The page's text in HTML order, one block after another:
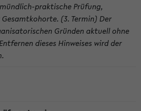
praktische Prüfung,
(3. Termin) Der
Gründen aktuell ohne
dieses Hinweises wird der